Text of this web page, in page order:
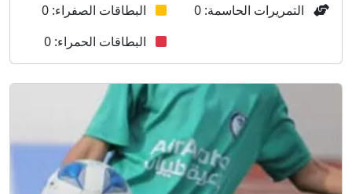
التمريرات الحاسمة: 0
البطاقات الصفراء: 0
البطاقات الحمراء: 0